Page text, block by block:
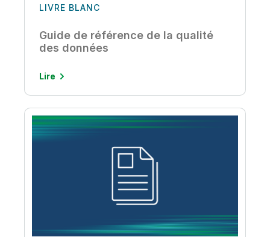
LIVRE BLANC
Guide de référence de la qualité
des données
Lire